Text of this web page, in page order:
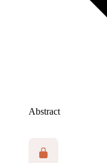
Abstract